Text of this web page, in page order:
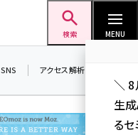
検索 MENU
SNS アクセス解析／データ分析
＼ 8
生
る